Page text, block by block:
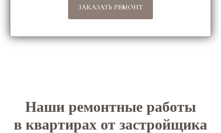
ЗАКАЗАТЬ РЕМОНТ
Наши ремонтные работы
в квартирах от застройщика